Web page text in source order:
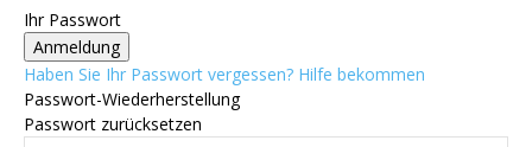
Ihr Passwort
Haben Sie Ihr Passwort vergessen? Hilfe bekommen
Passwort-Wiederherstellung
Passwort zurücksetzen